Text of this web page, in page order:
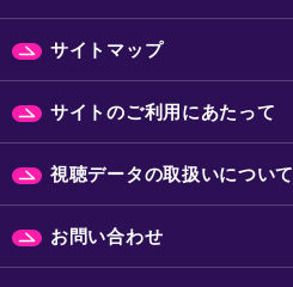
サイトマップ
サイトのご利用にあたって
視聴データの取扱いについて
お問い合わせ